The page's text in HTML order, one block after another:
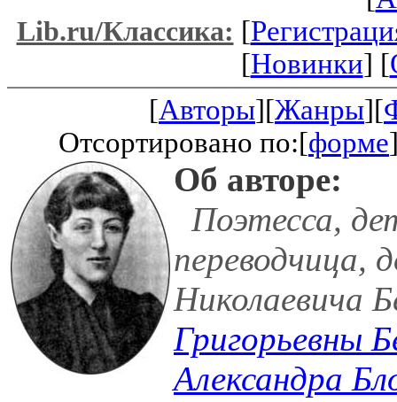
Lib.ru/Классика: [
[Новинки] [
[Авторы][Жанры][
Отсортировано по:[форме
Об авторе:
Поэтесса,
переводчица,
Николаевича
Григорьевны
Александра